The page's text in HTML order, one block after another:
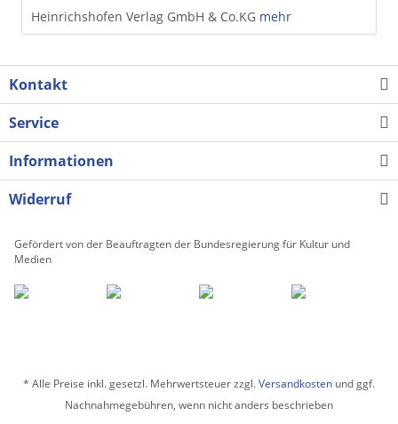
Heinrichshofen Verlag GmbH & Co.KG mehr
Kontakt
Service
Informationen
Widerruf
Gefördert von der Beauftragten der Bundesregierung für Kultur und
Medien
* Alle Preise inkl. gesetzl. Mehrwertsteuer zzgl.Versandkosten und ggf.
Nachnahmegebühren, wenn nicht anders beschrieben